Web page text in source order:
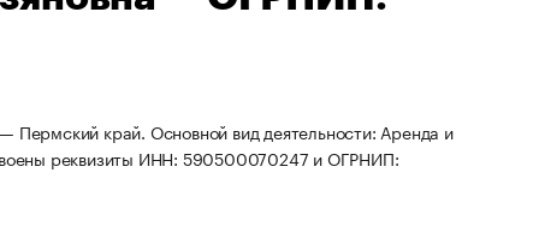
Пермский край. Основной вид деятельности: Аренда и
реквизиты ИНН: 590500070247 и ОГРНИП: